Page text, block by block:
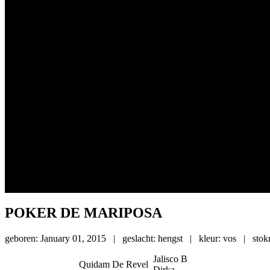
POKER DE MARIPOSA
geboren: January 01, 2015 | geslacht: hengst | kleur: vos |
Quidam De Revel
Jalisco B